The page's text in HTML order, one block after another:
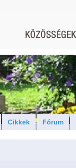
Cikkek Fórum